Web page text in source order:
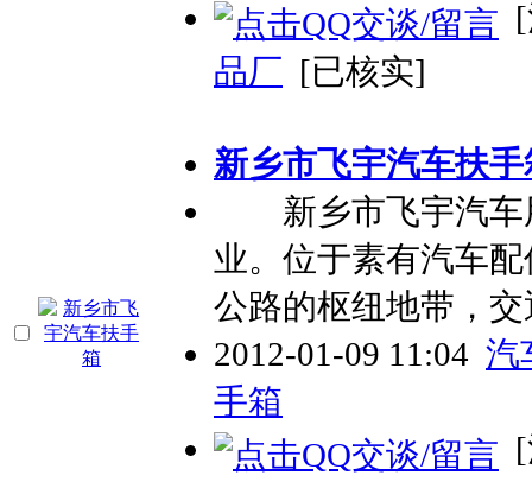
品厂 [已核实]
新乡市飞宇汽车扶手
新乡市飞宇汽车
业。位于素有汽车
公路的枢纽地带，
2012-01-09 11:04 汽
手箱